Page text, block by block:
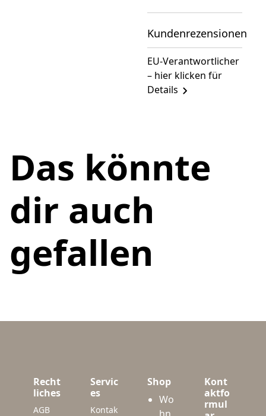
Kundenrezensionen
EU-Verantwortlicher
– hier klicken für
Details
Das könnte
dir auch
gefallen
Recht
liches
AGB
Servic
es
Kontak
Shop
Wo
hn
Kont
aktfo
rmul